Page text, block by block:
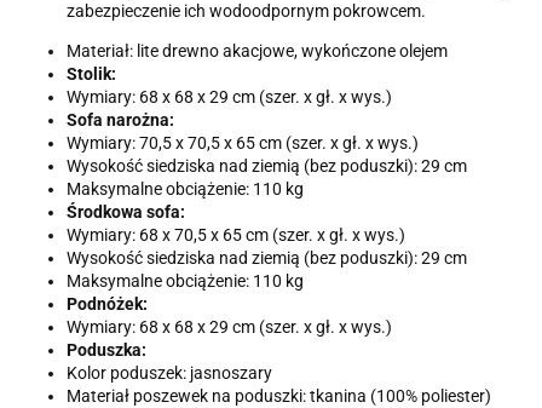
zabezpieczenie ich wodoodpornym pokrowcem.
Materiał: lite drewno akacjowe, wykończone olejem
Stolik:
Wymiary: 68 x 68 x 29 cm (szer. x gł. x wys.)
Sofa narożna:
Wymiary: 70,5 x 70,5 x 65 cm (szer. x gł. x wys.)
Wysokość siedziska nad ziemią (bez poduszki): 29 cm
Maksymalne obciążenie: 110 kg
Środkowa sofa:
Wymiary: 68 x 70,5 x 65 cm (szer. x gł. x wys.)
Wysokość siedziska nad ziemią (bez poduszki): 29 cm
Maksymalne obciążenie: 110 kg
Podnóżek:
Wymiary: 68 x 68 x 29 cm (szer. x gł. x wys.)
Poduszka:
Kolor poduszek: jasnoszary
Materiał poszewek na poduszki: tkanina (100% poliester)